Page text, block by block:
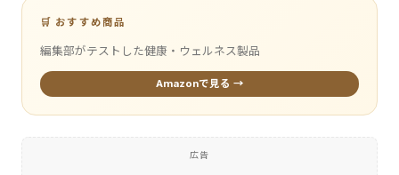
🛒 おすすめ商品
編集部がテストした健康・ウェルネス製品
Amazonで見る →
広告